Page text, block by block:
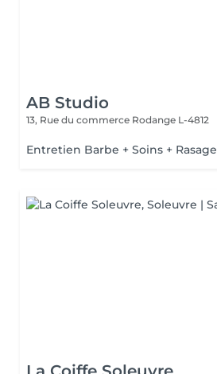
AB Studio
13, Rue du commerce Rodange L-4812
Entretien Barbe + Soins + Rasage